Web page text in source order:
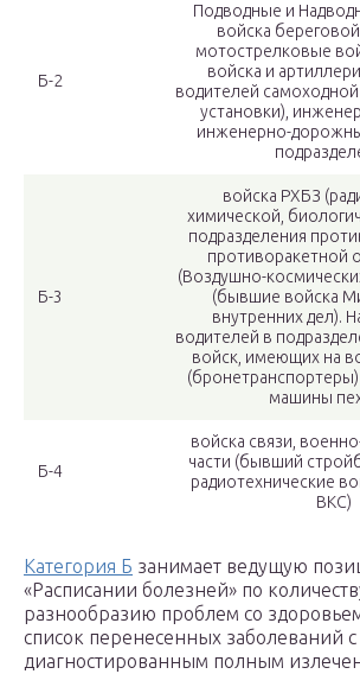
Б-2
Подводные и
войска
мотострелковые
войска и
водителей
установки),
инженерно-
Б-3
войска РХБЗ
химической,
подразделения
противоракетной
(Воздушно-
(бывшие войска
внутренних дел).
водителей в
войск, имеющих на
машины
Б-4
войска связи,
части (бывший
радиотехнические
ВКС)
Категория Б занимает ведущую
«Расписании болезней» по
разнообразию проблем со
список перенесенных заболеваний с
диагностированным полным